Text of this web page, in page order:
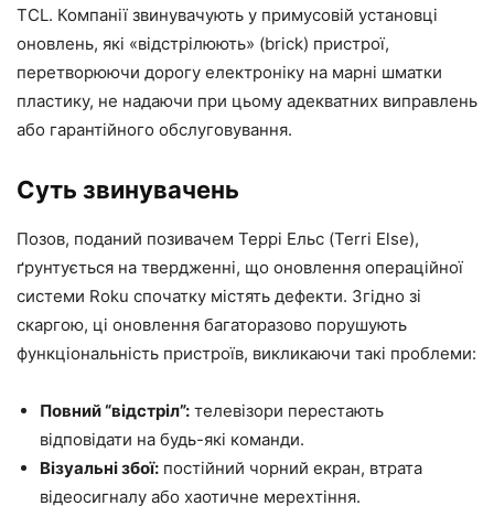
TCL. Компанії звинувачують у примусовій установці
оновлень, які «відстрілюють» (brick) пристрої,
перетворюючи дорогу електроніку на марні шматки
пластику, не надаючи при цьому адекватних виправлень
або гарантійного обслуговування.
Суть звинувачень
Позов, поданий позивачем Террі Ельс (Terri Else),
ґрунтується на твердженні, що оновлення операційної
системи Roku спочатку містять дефекти. Згідно зі
скаргою, ці оновлення багаторазово порушують
функціональність пристроїв, викликаючи такі проблеми:
Повний “відстріл”: телевізори перестають
відповідати на будь-які команди.
Візуальні збої: постійний чорний екран, втрата
відеосигналу або хаотичне мерехтіння.